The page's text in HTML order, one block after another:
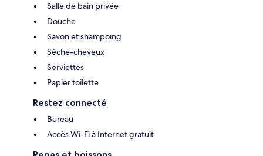
Salle de bain privée
Douche
Savon et shampoing
Sèche-cheveux
Serviettes
Papier toilette
Restez connecté
Bureau
Accès Wi-Fi à Internet gratuit